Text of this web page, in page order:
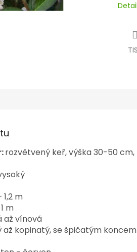
rozvětvený keř, výška 30-50
1,2 m
m
až vínová
až kopinatý, se špičatým koncem